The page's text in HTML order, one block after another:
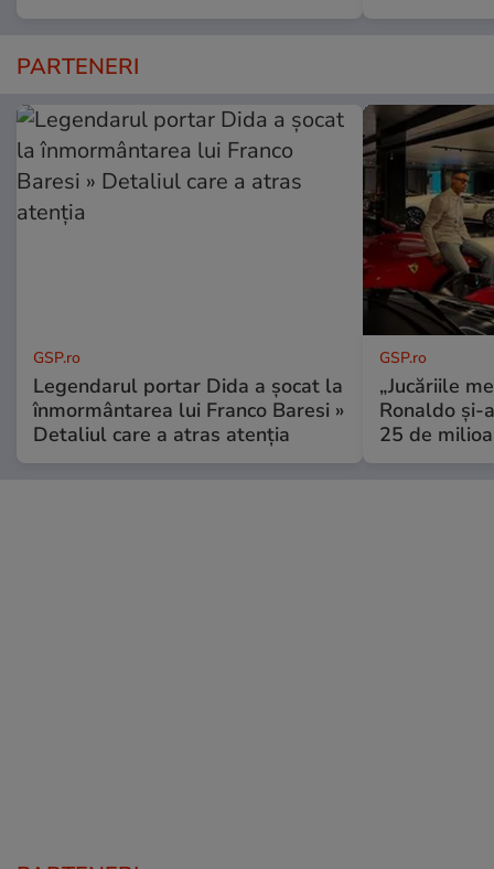
PARTENERI
GSP.ro
Legendarul portar Dida a șocat la
înmormântarea lui Franco Baresi »
Detaliul care a atras atenția
GSP.ro
„Jucăriile
Ronaldo și-
25 de